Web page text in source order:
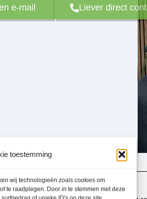
toestemming
wij technologieën zoals cookies om
te raadplegen. Door in te stemmen met deze
e-mail
Liever direct